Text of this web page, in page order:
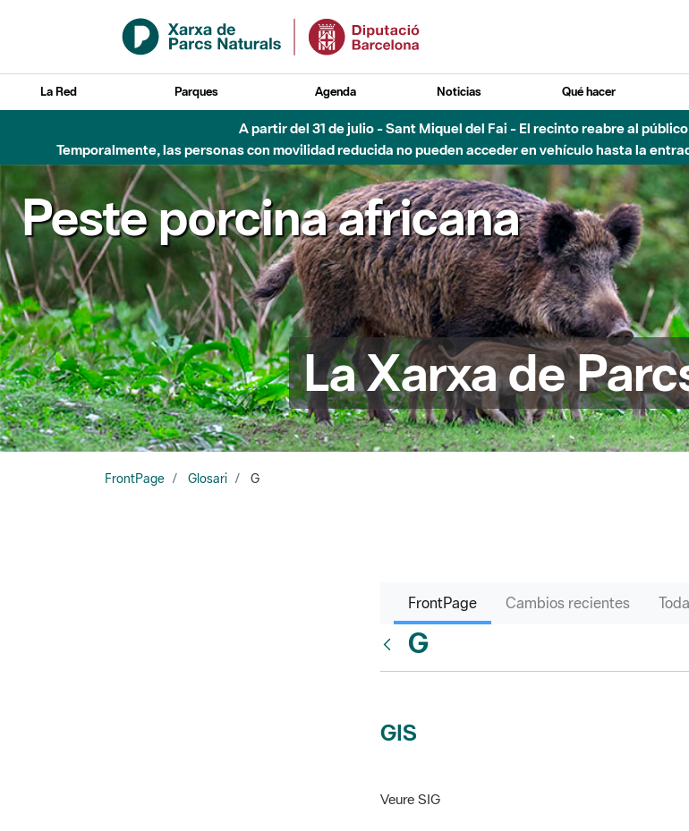
Saltar al contenido principal
La Red Parques Agenda Noticias Qué hacer
A partir del 31 de julio - Sant Miquel del Fai - El recinto reabre al
Temporalmente, las personas con movilidad reducida no pueden acceder en vehículo hasta la
Peste porcina africana
La Xarxa de
FrontPage Glosari G
FrontPage Cambios recientes
G
GIS
Veure SIG